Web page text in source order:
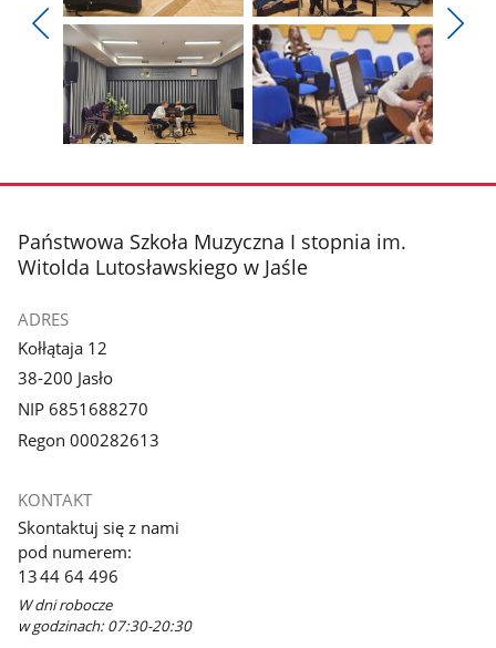
Pokaż
poprzednie
zdjęcia
Pokaż
zdjęcie
1
z
galerii.
Pokaż
zdjęcie
2
z
galerii.
zdjęcie
galerii.
zdjęcie
galerii.
stopka
Państwowa Szkoła Muzyczna I stopnia im.
Witolda Lutosławskiego w Jaśle
ADRES
Kołłątaja 12
38-200 Jasło
NIP 6851688270
Regon 000282613
KONTAKT
Skontaktuj się z nami
pod numerem:
13 44 64 496
W dni robocze
w godzinach: 07:30-20:30